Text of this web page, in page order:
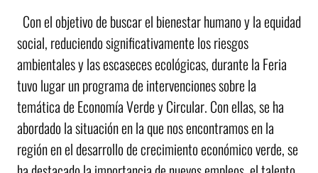
Con el objetivo de buscar el bienestar humano y la equidad
social, reduciendo significativamente los riesgos
ambientales y las escaseces ecológicas, durante la Feria
tuvo lugar un programa de intervenciones sobre la
temática de Economía Verde y Circular. Con ellas, se ha
abordado la situación en la que nos encontramos en la
región en el desarrollo de crecimiento económico verde, se